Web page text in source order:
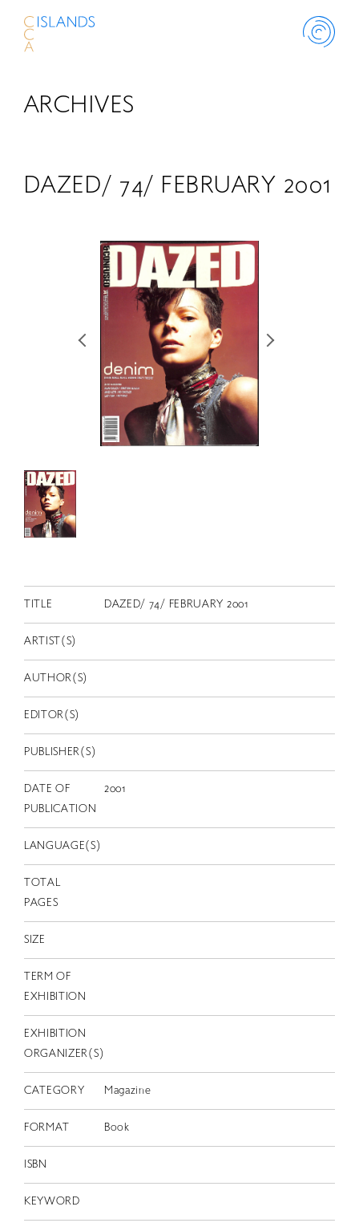
ABOUT
RETRACE
スカラシップ受賞者
EN
ARCHIVES
DAZED/ 74/ FEBRUARY 2001
TITLE DAZED/ 74/ FEBRUARY 2001
ARTIST(S)
AUTHOR(S)
EDITOR(S)
PUBLISHER(S)
DATE OF
PUBLICATION
2001
LANGUAGE(S)
TOTAL
PAGES
SIZE
TERM OF
EXHIBITION
EXHIBITION
ORGANIZER(S)
CATEGORY Magazine
FORMAT Book
ISBN
KEYWORD